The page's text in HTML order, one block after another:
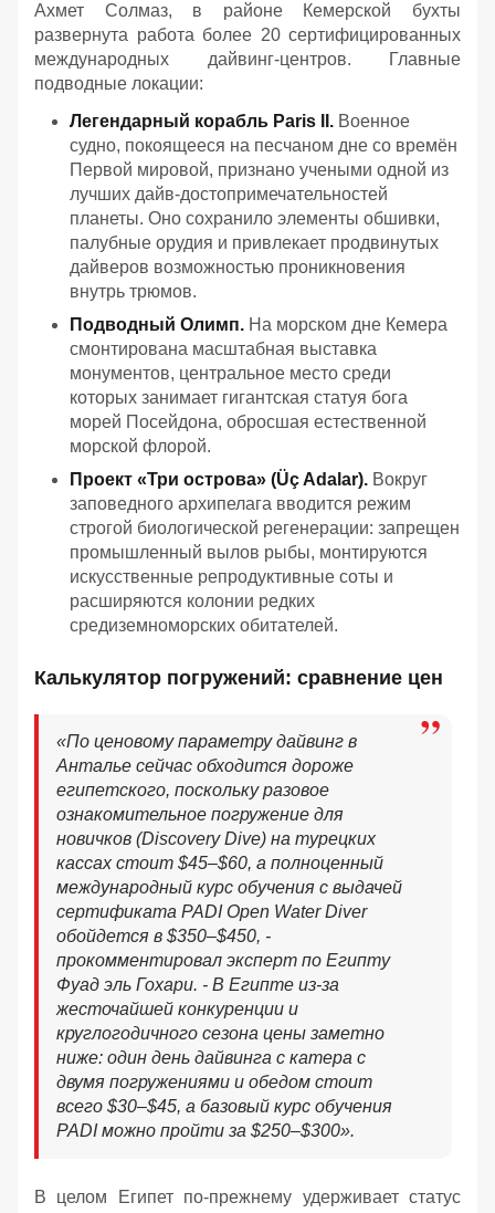
Ахмет Солмаз, в районе Кемерской бухты
развернута работа более 20 сертифицированных
международных дайвинг-центров. Главные
подводные локации:
Легендарный корабль Paris II. Военное
судно, покоящееся на песчаном дне со времён
Первой мировой, признано учеными одной из
лучших дайв-достопримечательностей
планеты. Оно сохранило элементы обшивки,
палубные орудия и привлекает продвинутых
дайверов возможностью проникновения
внутрь трюмов.
Подводный Олимп. На морском дне Кемера
смонтирована масштабная выставка
монументов, центральное место среди
которых занимает гигантская статуя бога
морей Посейдона, обросшая естественной
морской флорой.
Проект «Три острова» (Üç Adalar). Вокруг
заповедного архипелага вводится режим
строгой биологической регенерации: запрещен
промышленный вылов рыбы, монтируются
искусственные репродуктивные соты и
расширяются колонии редких
средиземноморских обитателей.
Калькулятор погружений: сравнение цен
«По ценовому параметру дайвинг в
Анталье сейчас обходится дороже
египетского, поскольку разовое
ознакомительное погружение для
новичков (Discovery Dive) на турецких
кассах стоит $45–$60, а полноценный
международный курс обучения с выдачей
сертификата PADI Open Water Diver
обойдется в $350–$450, -
прокомментировал эксперт по Египту
Фуад эль Гохари. - В Египте из-за
жесточайшей конкуренции и
круглогодичного сезона цены заметно
ниже: один день дайвинга с катера с
двумя погружениями и обедом стоит
всего $30–$45, а базовый курс обучения
PADI можно пройти за $250–$300».
В целом Египет по-прежнему удерживает статус